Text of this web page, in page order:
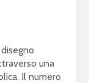
una
Il numero